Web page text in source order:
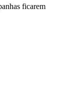
ficarem